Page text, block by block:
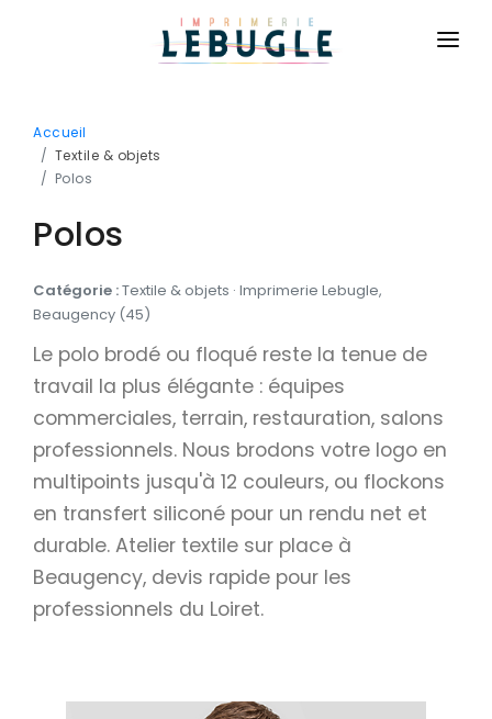
NOS PRODUITS
BASIQUE
Cartes de visite
Flyers
Brochures
Dépliants
Affiches
Calendriers
Calendriers bancaires
BUREAUTIQUE
Sous-mains
CONTACT
CONNEXION
DEVIS GRATUIT
Accueil
Textile & objets
Polos
Polos
Catégorie :Textile & objets · Imprimerie Lebugle,
Beaugency (45)
Le polo brodé ou floqué reste la tenue de
travail la plus élégante : équipes
commerciales, terrain, restauration, salons
professionnels. Nous brodons votre logo en
multipoints jusqu'à 12 couleurs, ou flockons
en transfert siliconé pour un rendu net et
durable. Atelier textile sur place à
Beaugency, devis rapide pour les
professionnels du Loiret.